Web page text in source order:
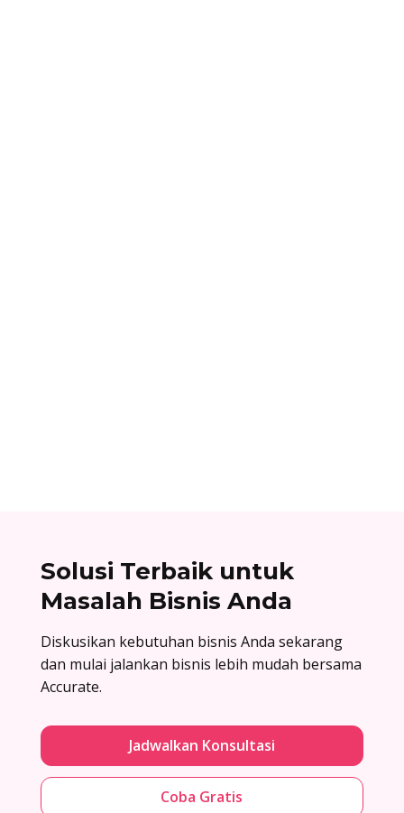
Solusi Terbaik untuk
Masalah Bisnis Anda
Diskusikan kebutuhan bisnis Anda sekarang
dan mulai jalankan bisnis lebih mudah bersama
Accurate.
Jadwalkan Konsultasi
Coba Gratis